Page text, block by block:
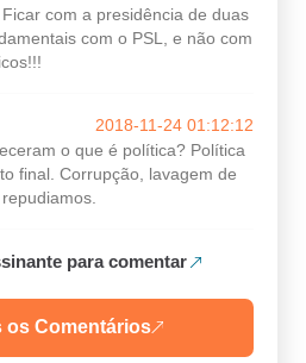
com a presidência de duas
com o PSL, e não com
2018-11-24 01:12:12
o que é política? Política
final. Corrupção, lavagem de
para comentar
os Comentários